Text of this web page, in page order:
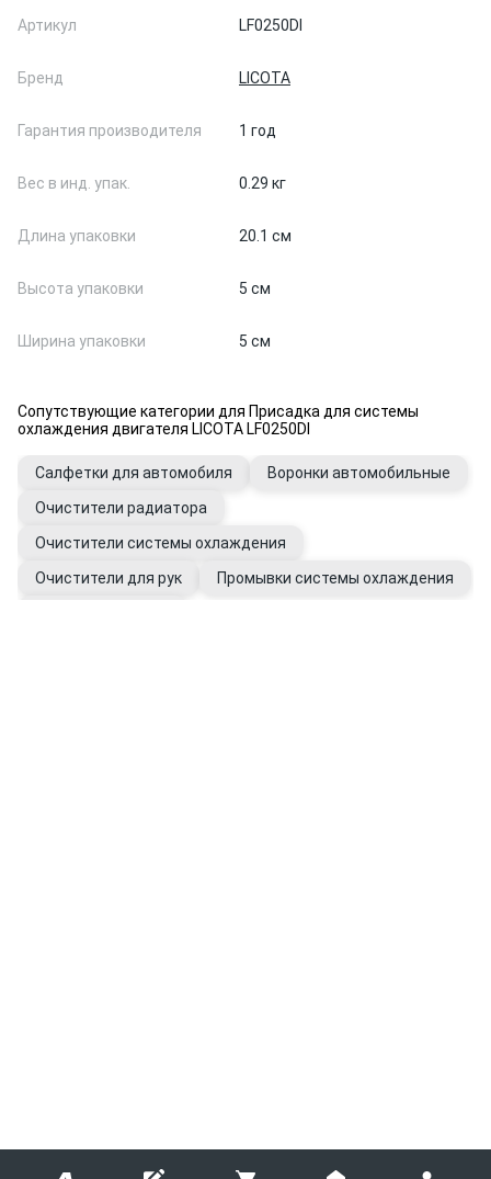
Артикул
LF0250DI
Бренд LICOTA
Гарантия производителя 1 год
Вес в инд. упак. 0.29 кг
Длина упаковки 20.1 см
Высота упаковки 5 см
Ширина упаковки 5 см
Сопутствующие категории для Присадка для системы
охлаждения двигателя LICOTA LF0250DI
Салфетки для автомобиля
Воронки автомобильные
Очистители радиатора
Очистители системы охлаждения
Очистители для рук
Промывки системы охлаждения